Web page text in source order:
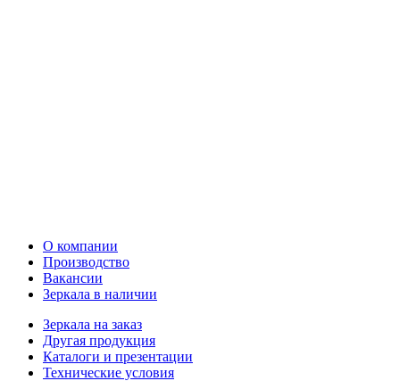
О компании
Производство
Вакансии
Зеркала в наличии
Зеркала на заказ
Другая продукция
Каталоги и презентации
Технические условия